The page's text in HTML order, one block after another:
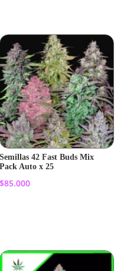
Semillas 42 Fast Buds Mix
Pack Auto x 25
$85.000